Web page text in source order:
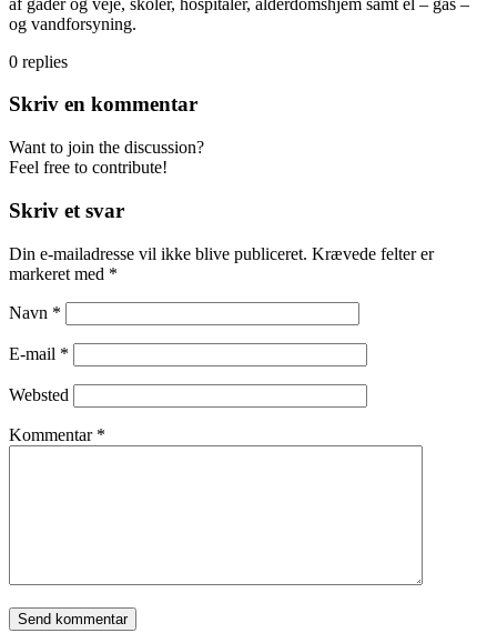
og vandforsyning.
0 replies
Skriv en kommentar
Want to join the discussion?
Feel free to contribute!
Skriv et svar
Din e-mailadresse vil ikke blive publiceret. Krævede felter er
markeret med *
Navn *
E-mail *
Websted
Kommentar *